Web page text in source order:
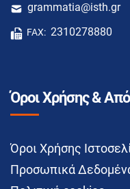
grammatia@isth.gr
FAX: 2310278880
Όροι Χρήσης &
Όροι Χρήσης
Προσωπικά